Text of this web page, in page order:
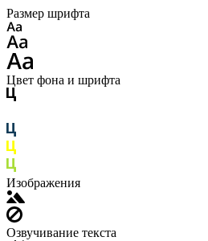
Размер шрифта
Цвет фона и шрифта
Изображения
Озвучивание текста